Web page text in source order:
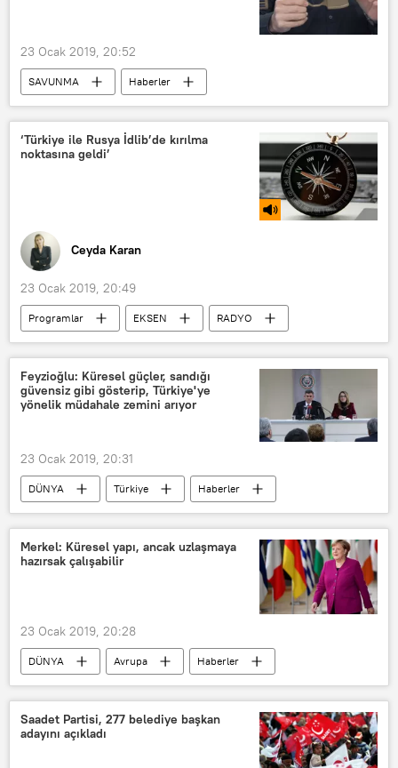
23 Ocak 2019, 20:52
SAVUNMA
Haberler
Sig Sauer
'MPX Copperhead' isimli tüfek
Silah
‘Türkiye ile Rusya İdlib’de kırılma
noktasına geldi’
Ceyda Karan
23 Ocak 2019, 20:49
Programlar EKSEN
RADYO
Rusya
ABD
TÜRKİYE
Suriye
İdlib
Menbiç
Beşar Esad
IŞİD
El Nusra
Feyzioğlu: Küresel güçler, sandığı
güvensiz gibi gösterip, Türkiye'ye
yönelik müdahale zemini arıyor
23 Ocak 2019, 20:31
DÜNYA Türkiye
Haberler
TÜRKİYE
Kocaeli
Metin Feyzioğlu
Yüksek Seçim Kurulu (YSK)
Merkel: Küresel yapı, ancak uzlaşmaya
hazırsak çalışabilir
23 Ocak 2019, 20:28
DÜNYA Avrupa
Haberler
Almanya
İsviçre
Davos
Hindistan
Angela Merkel
Saadet Partisi, 277 belediye başkan
adayını açıkladı